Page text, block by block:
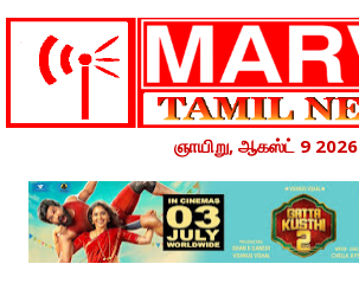
ஞாயிறு, ஆகஸ்ட் 9 2026